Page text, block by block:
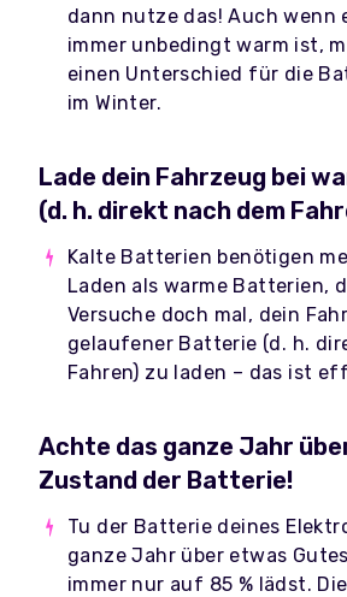
dann nutze das! Auch wenn
immer unbedingt warm ist,
einen Unterschied für die
im Winter.
Lade dein Fahrzeug bei
(d. h. direkt nach dem
Kalte Batterien benötigen
Laden als warme Batterien,
Versuche doch mal, dein
gelaufener Batterie (d. h.
Fahren) zu laden – das ist
Achte das ganze Jahr
Zustand der Batterie!
Tu der Batterie deines
ganze Jahr über etwas
immer nur auf 85 % lädst.